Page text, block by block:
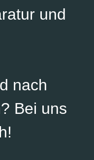
und
nach
Bei uns